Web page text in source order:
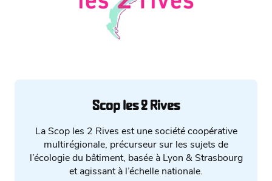
Scop les 2 Rives
La Scop les 2 Rives est une société coopérative
multirégionale, précurseur sur les sujets de
l’écologie du bâtiment, basée à Lyon & Strasbourg
et agissant à l’échelle nationale.